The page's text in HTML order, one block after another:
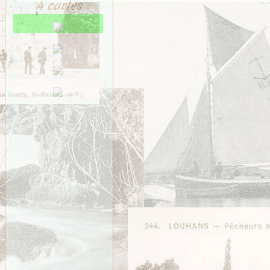
Saint-Méen
Saint-Ouen-des-Alleux
Saint-Père-Marc-en-
Poulet
Saint-Senoux
Saint-Servan
Saint-Suliac
Saint-Thurial
Saint-Énogat
Saint-Étienne-en-
Coglès
Sens-de-Bretagne
Thorigné
Vezin
VITRÉ
4 cartes